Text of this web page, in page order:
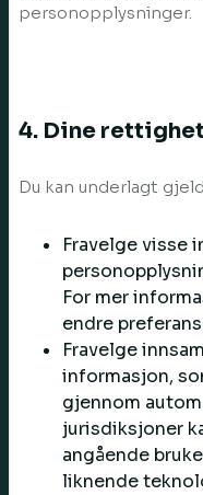
personopplysninger.
4. Dine
Du kan underlagt
Fravelge visse
For mer
endre
Fravelge
informasjon,
gjennom
jurisdiksjoner
angående
liknende